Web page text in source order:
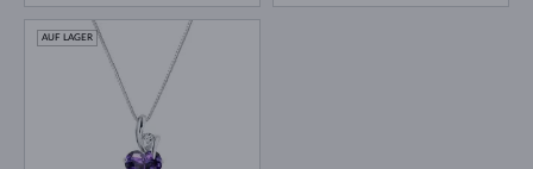
AUF LAGER